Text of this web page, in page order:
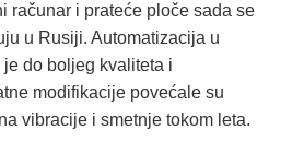
računar i prateće ploče sada se
u Rusiji. Automatizacija u
do boljeg kvaliteta i
modifikacije povećale su
vibracije i smetnje tokom leta.